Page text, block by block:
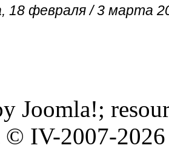
18 февраля / 3 марта
Joomla!;
© IV-2007-2026